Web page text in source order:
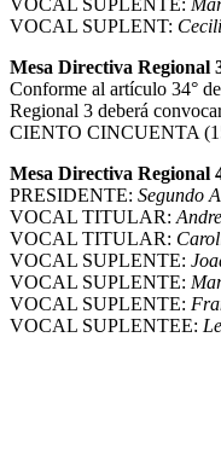
VOCAL SUPLENT:
Mesa Directiva Regional
Conforme al artículo 34°
Regional 3 deberá
CIENTO CINCUENTA
Mesa Directiva Regional
PRESIDENTE: Segundo
VOCAL TITULAR:
VOCAL TITULAR:
VOCAL SUPLENTE:
VOCAL SUPLENTE:
VOCAL SUPLENTE:
VOCAL SUPLENTEE: